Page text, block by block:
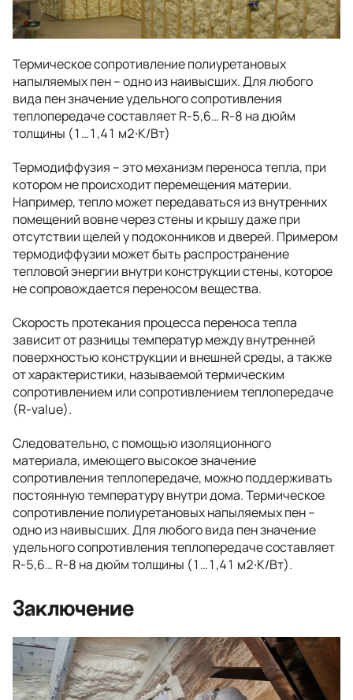
Термическое сопротивление полиуретановых
напыляемых пен – одно из наивысших. Для любого
вида пен значение удельного сопротивления
теплопередаче составляет R-5,6… R-8 на дюйм
толщины (1…1,41 м2∙К/Вт)
Термодиффузия – это механизм переноса тепла, при
котором не происходит перемещения материи.
Например, тепло может передаваться из внутренних
помещений вовне через стены и крышу даже при
отсутствии щелей у подоконников и дверей. Примером
термодиффузии может быть распространение
тепловой энергии внутри конструкции стены, которое
не сопровождается переносом вещества.
Скорость протекания процесса переноса тепла
зависит от разницы температур между внутренней
поверхностью конструкции и внешней среды, а также
от характеристики, называемой термическим
сопротивлением или сопротивлением теплопередаче
(R-value).
Следовательно, с помощью изоляционного
материала, имеющего высокое значение
сопротивления теплопередаче, можно поддерживать
постоянную температуру внутри дома. Термическое
сопротивление полиуретановых напыляемых пен –
одно из наивысших. Для любого вида пен значение
удельного сопротивления теплопередаче составляет
R-5,6… R-8 на дюйм толщины (1…1,41 м2∙К/Вт).
Заключение